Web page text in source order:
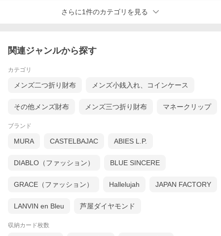
さらに1件のカテゴリを見る
関連ジャンルから探す
カテゴリ
メンズ二つ折り財布 メンズ小銭入れ、コインケース
その他メンズ財布 メンズ三つ折り財布 マネークリップ
ブランド
MURA CASTELBAJAC ABIES L.P.
DIABLO（ファッション） BLUE SINCERE
GRACE（ファッション） Hallelujah JAPAN FACTORY
LANVIN en Bleu 芦屋ダイヤモンド
収納カード枚数